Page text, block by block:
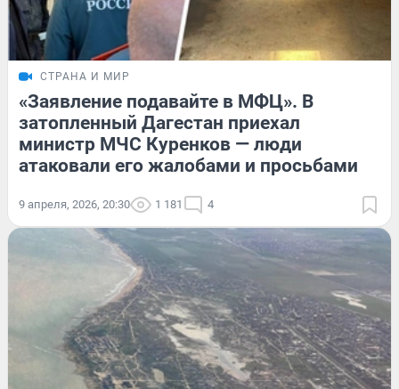
СТРАНА И МИР
«Заявление подавайте в МФЦ». В
затопленный Дагестан приехал
министр МЧС Куренков — люди
атаковали его жалобами и просьбами
9 апреля, 2026, 20:30 1 181 4